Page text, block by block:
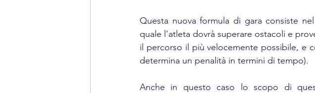
Questa nuova formula di gara consiste
quale l'atleta dovrà superare ostacoli e
il percorso il più velocemente possibile, e
determina un penalità in termini di tempo).
Anche in questo caso lo scopo di